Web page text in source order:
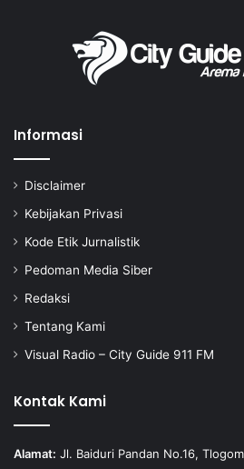
Informasi
Disclaimer
Kebijakan Privasi
Kode Etik Jurnalistik
Pedoman Media Siber
Redaksi
Tentang Kami
Visual Radio – City Guide 911 FM
Kontak Kami
Alamat: Jl. Baiduri Pandan No.16,